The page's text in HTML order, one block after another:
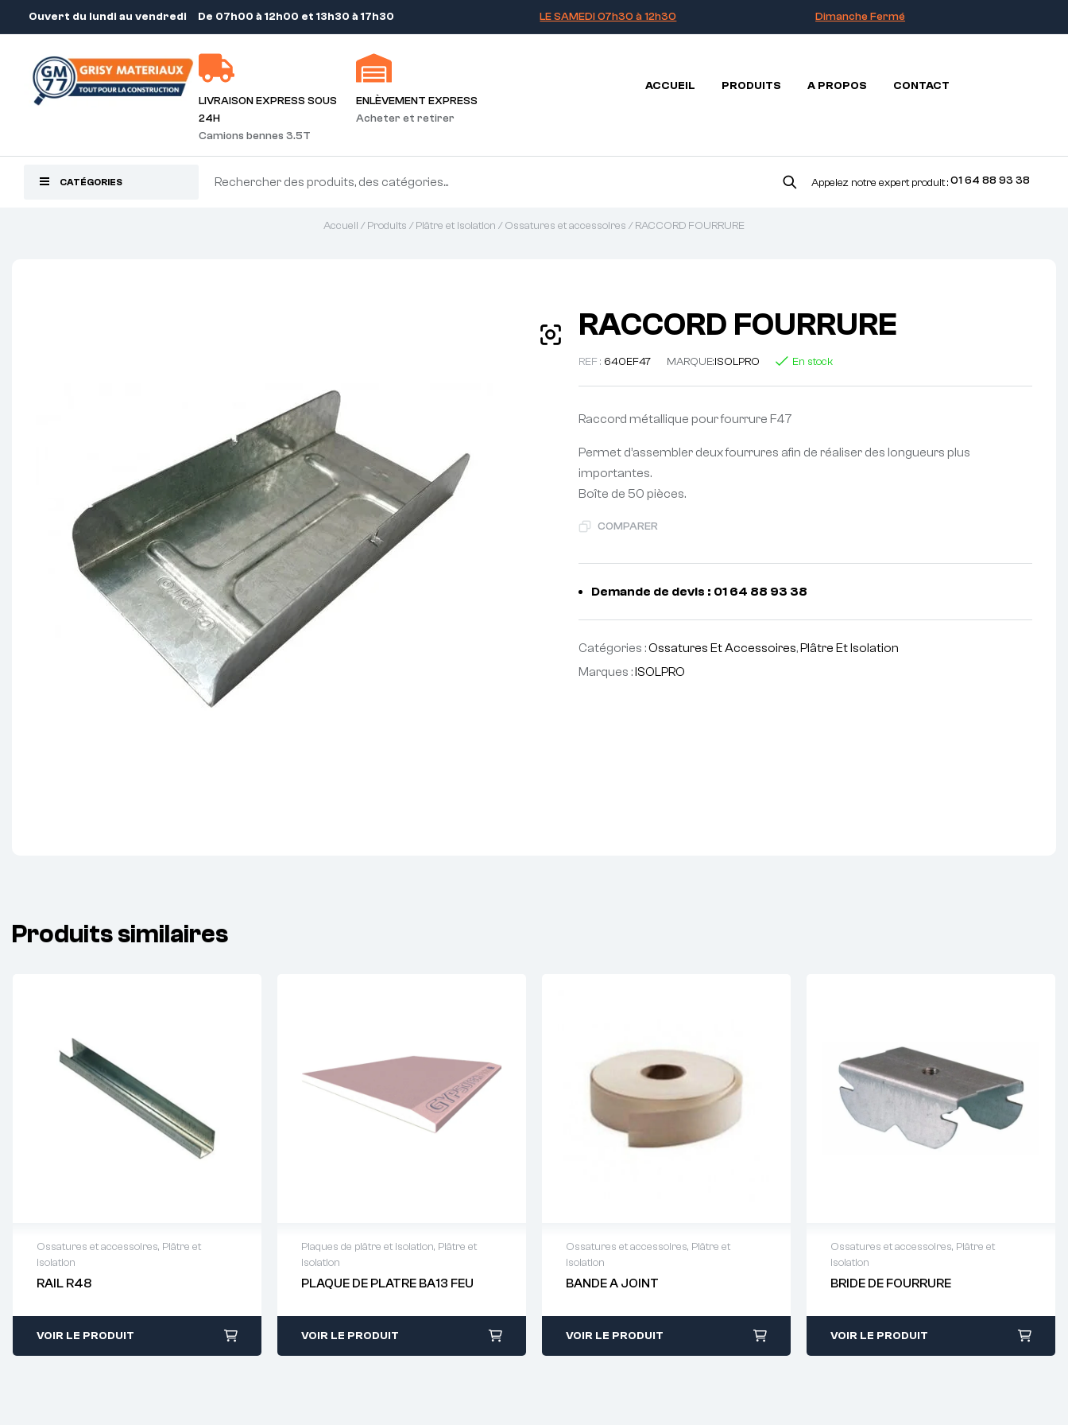
Ouvert du lundi au vendredi De 07h00 à 12h00 et 13h30 à 17h30 LE SAMEDI 07h30 à 12h30 Dimanche Fermé
ACCUEIL PRODUITS A PROPOS
CONTACT
LIVRAISON EXPRESS SOUS
24H
Camions bennes 3.5T
ENLÈVEMENT EXPRESS
Acheter et retirer
CATÉGORIES Appelez notre expert produit : 01 64 88 93 38
Accueil /Produits /Plâtre et isolation /Ossatures et accessoires / RACCORD FOURRURE
RACCORD FOURRURE
REF : 640EF47 MARQUE:ISOLPRO En stock
Raccord métallique pour fourrure F47
Permet d’assembler deux fourrures afin de réaliser des longueurs plus
importantes.
Boîte de 50 pièces.
COMPARER
Demande de devis : 01 64 88 93 38
Catégories :Ossatures Et Accessoires,Plâtre Et Isolation
Marques :ISOLPRO
Produits similaires
Ossatures et accessoires, Plâtre et
isolation
RAIL R48
38
VOIR LE PRODUIT
Plaques de plâtre et isolation, Plâtre et
isolation
PLAQUE DE PLATRE BA13 FEU
38
VOIR LE PRODUIT
Ossatures et accessoires, Plâtre et
isolation
BANDE A JOINT
38
VOIR LE PRODUIT
Ossatures et accessoires, Plâtre et
isolation
BRIDE DE FOURRURE
38
VOIR LE PRODUIT